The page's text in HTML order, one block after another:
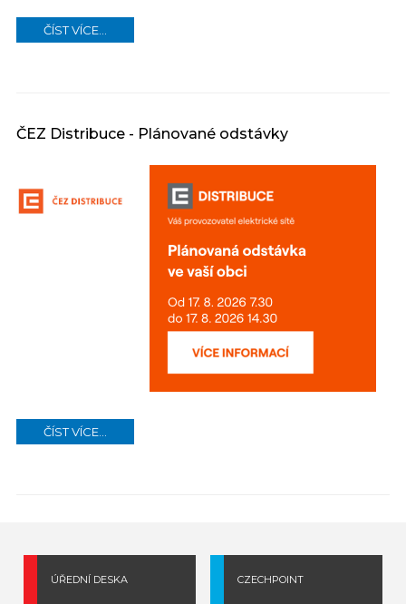
ČÍST VÍCE...
ČEZ Distribuce - Plánované odstávky
ČÍST VÍCE...
ÚŘEDNÍ DESKA CZECHPOINT